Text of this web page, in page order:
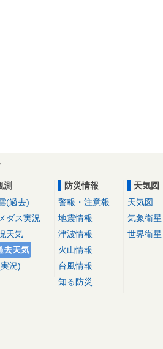
測
(過去)
ダス実況
天気
去天気
況)
防災情報
警報・注意報
地震情報
津波情報
火山情報
台風情報
知る防災
天気図
天気図
気象衛星
世界衛星